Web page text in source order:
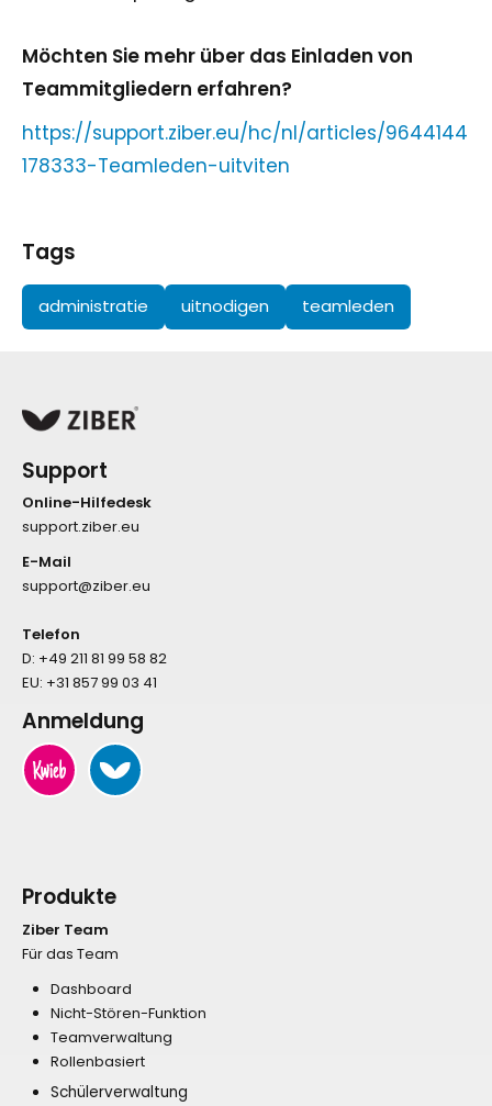
Möchten Sie mehr über das Einladen von
Teammitgliedern erfahren?
https://support.ziber.eu/hc/nl/articles/9644144
178333-Teamleden-uitviten
Tags
administratie uitnodigen teamleden
Support
Online-Hilfedesk
support.ziber.eu
E-Mail
support@ziber.eu
Telefon
D: +49 211 81 99 58 82
EU: +31 857 99 03 41
Anmeldung
Produkte
Ziber Team
Für das Team
Dashboard
Nicht-Stören-Funktion
Teamverwaltung
Rollenbasiert
Schülerverwaltung